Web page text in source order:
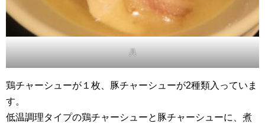
具
鶏チャーシューが１枚、豚チャーシューが2種類入っていま
す。
低温調理タイプの鶏チャーシューと豚チャーシューに、煮